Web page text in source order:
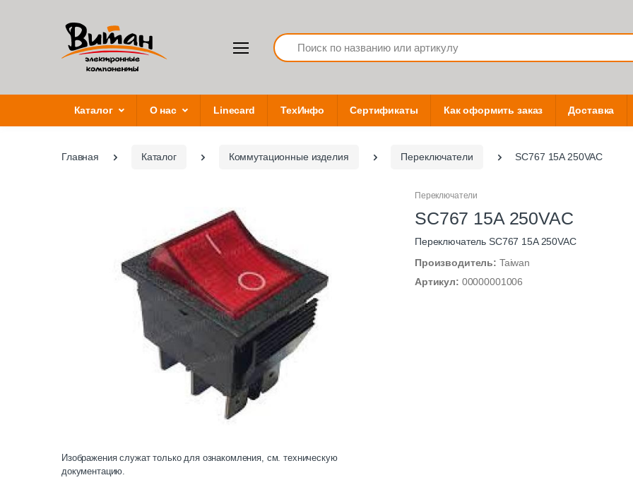
Search
Каталог О нас Linecard ТехИнфо Сертификаты Как оформить заказ Доставка
Главная Каталог Коммутационные изделия Переключатели SC767 15A 250VAC
Изображения служат только для ознакомления, см. техническую
документацию.
Переключатели
SC767 15A 250VAC
Переключатель SC767 15A 250VAC
Производитель: Taiwan
Артикул: 00000001006